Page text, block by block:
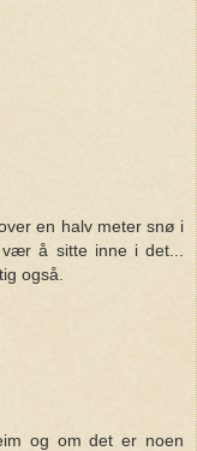
en halv meter snø i
å sitte inne i det...
også.
og om det er noen